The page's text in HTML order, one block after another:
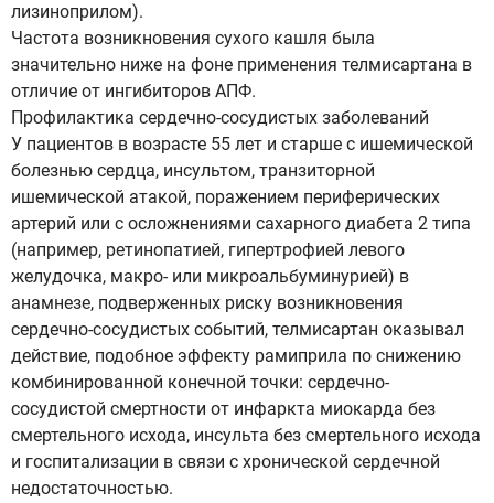
лизиноприлом).
Частота возникновения сухого кашля была
значительно ниже на фоне применения телмисартана в
отличие от ингибиторов АПФ.
Профилактика сердечно-сосудистых заболеваний
У пациентов в возрасте 55 лет и старше с ишемической
болезнью сердца, инсультом, транзиторной
ишемической атакой, поражением периферических
артерий или с осложнениями сахарного диабета 2 типа
(например, ретинопатией, гипертрофией левого
желудочка, макро- или микроальбуминурией) в
анамнезе, подверженных риску возникновения
сердечно-сосудистых событий, телмисартан оказывал
действие, подобное эффекту рамиприла по снижению
комбинированной конечной точки: сердечно-
сосудистой смертности от инфаркта миокарда без
смертельного исхода, инсульта без смертельного исхода
и госпитализации в связи с хронической сердечной
недостаточностью.